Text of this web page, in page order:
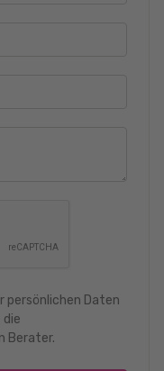
persönlichen Daten
Berater.